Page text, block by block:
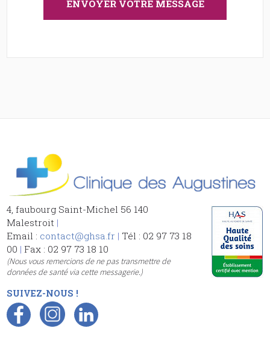
4, faubourg Saint-Michel 56 140
Malestroit |
Email : contact@ghsa.fr | Tél : 02 97 73 18
00 | Fax : 02 97 73 18 10
(Nous vous remercions de ne pas transmettre de
données de santé via cette messagerie.)
SUIVEZ-NOUS !